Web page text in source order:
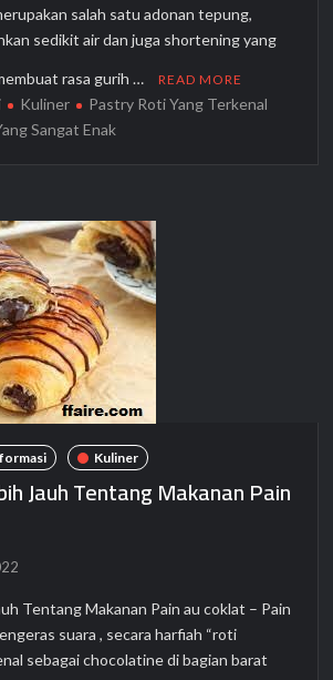
salah satu adonan tepung,
sedikit air dan juga shortening yang
rasa gurih … READ MORE
Kuliner
Pastry Roti Yang Terkenal
Sangat Enak
Kuliner
Jauh Tentang Makanan Pain
Tentang Makanan Pain au coklat – Pain
suara , secara harfiah “roti
sebagai chocolatine di bagian barat